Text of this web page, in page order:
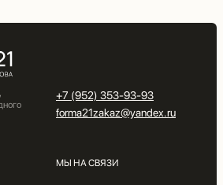
+7 (952) 353-93-93
forma21zakaz@yandex.ru
МЫ НА СВЯЗИ